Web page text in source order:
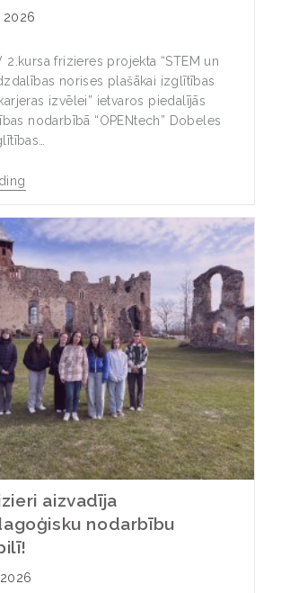
2026
2.kursa frizieres projekta “STEM un
norises plašākai izglītības
izvēlei” ietvaros piedalījās
nodarbībā “OPENtech” Dobeles
aizvadīja
nodarbību